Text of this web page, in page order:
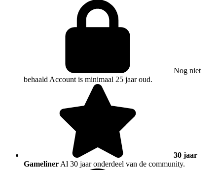
Nog niet
behaald Account is minimaal 25 jaar oud.
30 jaar
Gameliner Al 30 jaar onderdeel van de community.